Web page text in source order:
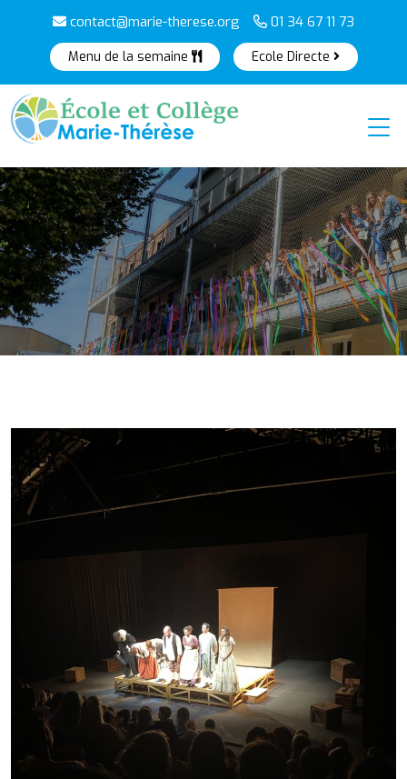
contact@marie-therese.org 01 34 67 11 73
Menu de la semaine Ecole Directe